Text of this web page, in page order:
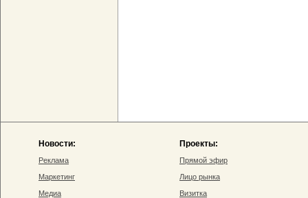
Новости:
Реклама
Маркетинг
Медиа
Проекты:
Прямой эфир
Лицо рынка
Визитка